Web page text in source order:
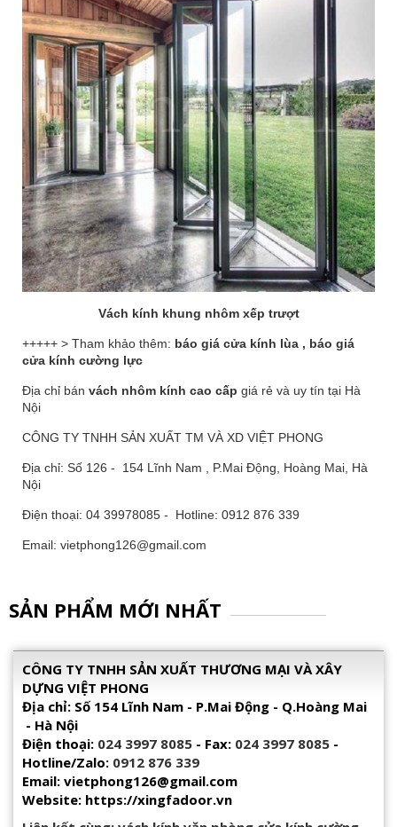
Vách kính khung nhôm xếp trượt
+++++ > Tham khảo thêm: báo giá cửa kính lùa , báo giá
cửa kính cường lực
Địa chỉ bán vách nhôm kính cao cấp giá rẻ và uy tín tại Hà
Nội
CÔNG TY TNHH SẢN XUẤT TM VÀ XD VIỆT PHONG
Địa chỉ: Số 126 - 154 Lĩnh Nam , P.Mai Động, Hoàng Mai, Hà
Nội
Điện thoại: 04 39978085 - Hotline: 0912 876 339
Email: vietphong126@gmail.com
SẢN PHẨM MỚI NHẤT
CÔNG TY TNHH SẢN XUẤT THƯƠNG MẠI VÀ XÂY
DỰNG VIỆT PHONG
Địa chỉ: Số 154 Lĩnh Nam - P.Mai Động - Q.Hoàng Mai
- Hà Nội
Điện thoại: 024 3997 8085 - Fax: 024 3997 8085 -
Hotline/Zalo: 0912 876 339
Email: vietphong126@gmail.com
Website: https://xingfadoor.vn